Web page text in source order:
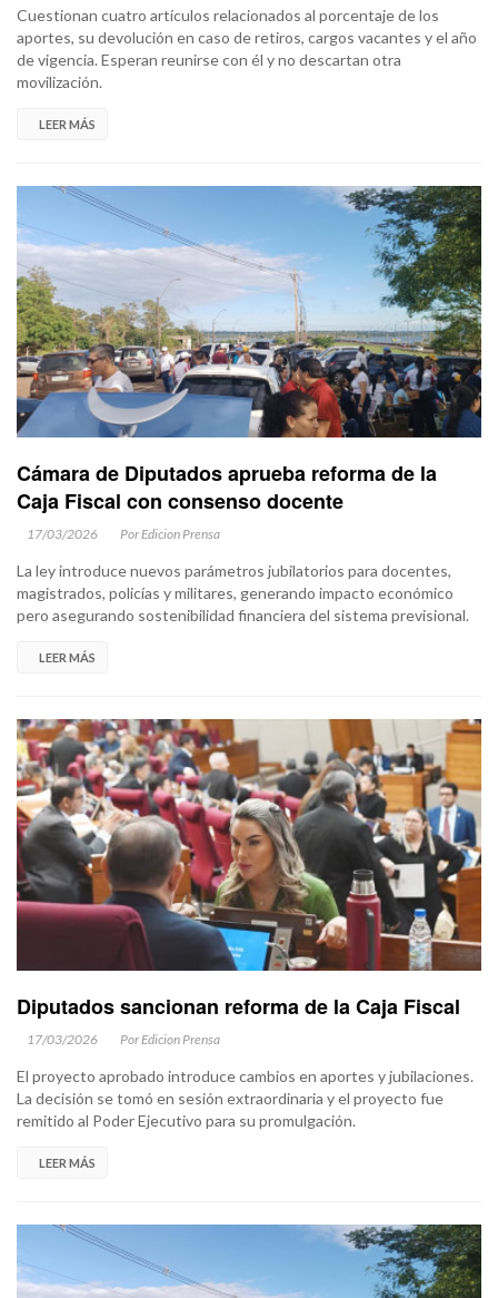
Cuestionan cuatro artículos relacionados al porcentaje de los
aportes, su devolución en caso de retiros, cargos vacantes y el año
de vigencia. Esperan reunirse con él y no descartan otra
movilización.
LEER MÁS
Cámara de Diputados aprueba reforma de la
Caja Fiscal con consenso docente
17/03/2026 Por Edicion Prensa
La ley introduce nuevos parámetros jubilatorios para docentes,
magistrados, policías y militares, generando impacto económico
pero asegurando sostenibilidad financiera del sistema previsional.
LEER MÁS
Diputados sancionan reforma de la Caja Fiscal
17/03/2026 Por Edicion Prensa
El proyecto aprobado introduce cambios en aportes y jubilaciones.
La decisión se tomó en sesión extraordinaria y el proyecto fue
remitido al Poder Ejecutivo para su promulgación.
LEER MÁS